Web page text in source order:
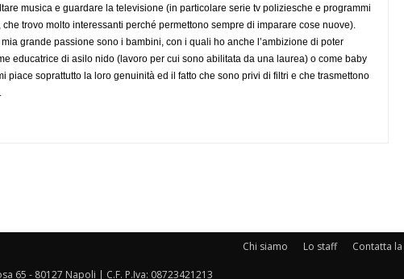
musica e guardare la televisione (in particolare serie tv poliziesche e programmi
che trovo molto interessanti perché permettono sempre di imparare cose nuove).
mia grande passione sono i bambini, con i quali ho anche l’ambizione di poter
educatrice di asilo nido (lavoro per cui sono abilitata da una laurea) o come baby
piace soprattutto la loro genuinità ed il fatto che sono privi di filtri e che trasmettono
Chi siamo Lo staff Contatta
65 - 80127 Napoli | C.F. P.Iva: 08723421213